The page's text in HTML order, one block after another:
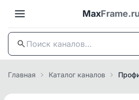
MaxFrame.ru
Главная Каталог каналов